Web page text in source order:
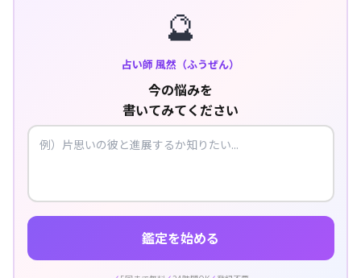
🔮
占い師 風然（ふうぜん）
今の悩みを
書いてみてください
鑑定を始める